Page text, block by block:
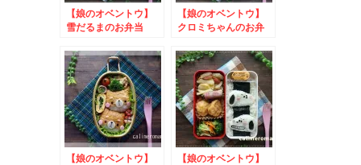
【娘のオベントウ】
雪だるまのお弁当
景
【娘のオベントウ】
クロミちゃんのお弁
パールフォトコンテス
ト2025
【娘のオベントウ】
【娘のオベントウ】